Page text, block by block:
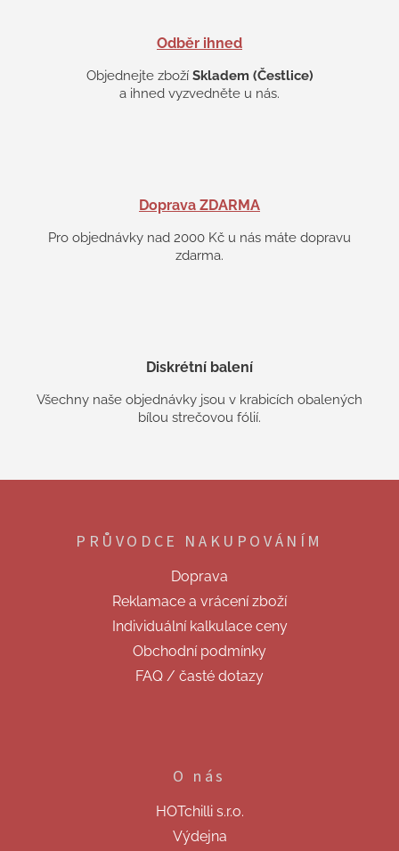
Odběr ihned
Objednejte zboží Skladem (Čestlice)
a ihned vyzvedněte u nás.
Doprava ZDARMA
Pro objednávky nad 2000 Kč u nás máte dopravu
zdarma.
Diskrétní balení
Všechny naše objednávky jsou v krabicích obalených
bílou strečovou fólií.
Z
PRŮVODCE NAKUPOVÁNÍM
Doprava
Reklamace a vrácení zboží
Individuální kalkulace ceny
Obchodní podmínky
FAQ / časté dotazy
O nás
HOTchilli s.r.o.
Výdejna